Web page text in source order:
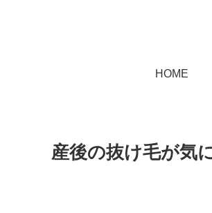
HOME
産後の抜け毛が気